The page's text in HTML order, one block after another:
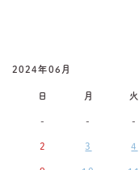
2024年06月
日 月 火
- - -
2 3 4